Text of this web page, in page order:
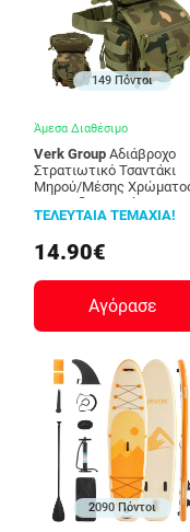
149 Πόντοι
Άμεσα Διαθέσιμο
Verk Group
Στρατιωτικό Τσαντάκι
Μηρού/Μέσης
Camouflage Verk Group
5907451360668
ΤΕΛΕΥΤΑΙΑ ΤΕΜΑΧΙΑ!
14.90€
Αγόρασε
2090 Πόντοι